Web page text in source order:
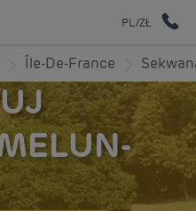
PL/ZŁ
Île-De-France